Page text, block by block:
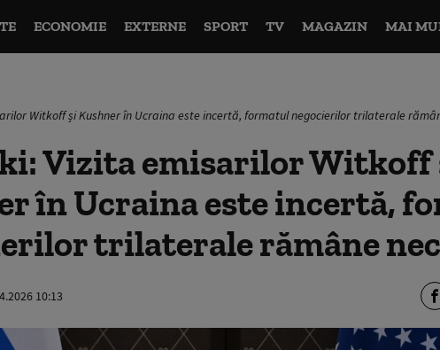
ECONOMIE EXTERNE SPORT TV MAGAZIN MAI
Witkoff și Kushner în Ucraina este incertă, formatul negocierilor trilaterale
Vizita emisarilor Witkoff
în Ucraina este incertă,
trilaterale rămâne
10:13